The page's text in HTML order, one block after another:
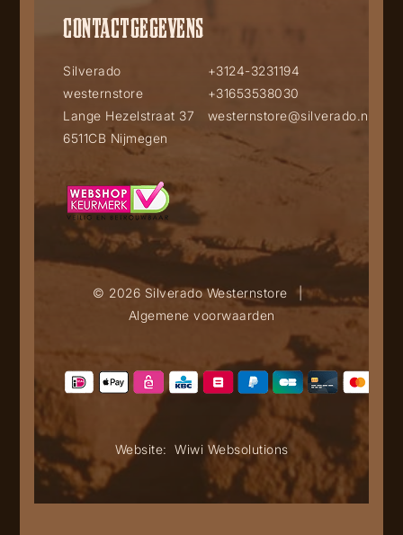
CONTACTGEGEVENS
Silverado
westernstore
Lange Hezelstraat 37
6511CB Nijmegen
+3124-3231194
+31653538030
westernstore@silverado.nl
© 2026 Silverado Westernstore
|
Algemene voorwaarden
Website: Wiwi Websolutions